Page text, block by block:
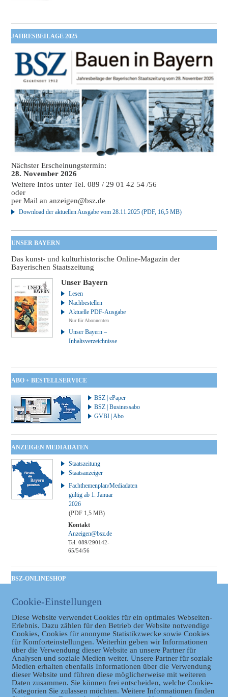
JAHRESBEILAGE 2025
Nächster Erscheinungstermin:
28. November 2026
Weitere Infos unter Tel. 089 / 29 01 42 54 /56
oder
per Mail ananzeigen@bsz.de
Download der aktuellen Ausgabe vom 28.11.2025 (PDF, 16,5 MB)
UNSER BAYERN
Das kunst- und kulturhistorische Online-Magazin der
Bayerischen Staatszeitung
Unser Bayern
Lesen
Nachbestellen
Aktuelle PDF-Ausgabe
Nur für Abonnenten
Unser Bayern –
Inhaltsverzeichnisse
ABO + BESTELLSERVICE
BSZ | ePaper
BSZ | Businessabo
GVBI | Abo
ANZEIGEN MEDIADATEN
Staatszeitung
Staatsanzeiger
Fachthemenplan/Mediadaten
gültig ab 1. Januar
2026
(PDF 1,5 MB)
Kontakt
Anzeigen@bsz.de
Tel. 089/290142-
65/54/56
BSZ-ONLINESHOP
Taschenbuch
GVBl | Einbanddecke
Datenschutz
Cookie-Einstellungen
Diese Website verwendet Cookies für ein optimales Webseiten-
Erlebnis. Dazu zählen für den Betrieb der Website notwendige
Cookies, Cookies für anonyme Statistikzwecke sowie Cookies
für Komforteinstellungen. Weiterhin geben wir Informationen
über die Verwendung dieser Website an unsere Partner für
Analysen und soziale Medien weiter. Unsere Partner für soziale
Medien erhalten ebenfalls Informationen über die Verwendung
dieser Website und führen diese möglicherweise mit weiteren
Daten zusammen. Sie können frei entscheiden, welche Cookie-
Kategorien Sie zulassen möchten. Weitere Informationen finden